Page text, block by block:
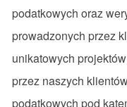
podatkowych oraz
prowadzonych przez
unikatowych
przez naszych
podatkowych pod